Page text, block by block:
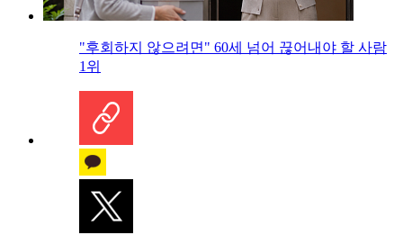
"후회하지 않으려면" 60세 넘어 끊어내야 할 사람
1위